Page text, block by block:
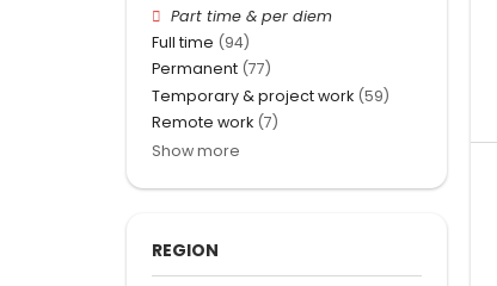
Part time & per diem
Full time (94)
Permanent (77)
Temporary & project work (59)
Remote work (7)
Show more
REGION